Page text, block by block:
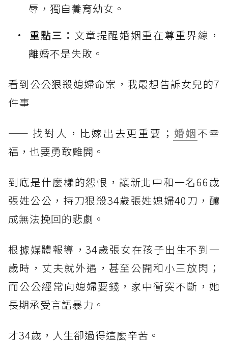
辱，獨自養育幼女。
重點三： 文章提醒婚姻重在尊重界線，
離婚不是失敗。
看到公公狠殺媳婦命案，我最想告訴女兒的7
件事
—— 找對人，比嫁出去更重要； 婚姻不幸
福，也要勇敢離開。
到底是什麼樣的怨恨，讓新北中和一名66歲
張姓公公，持刀狠殺34歲張姓媳婦40刀，釀
成無法挽回的悲劇。
根據媒體報導，34歲張女在孩子出生不到一
歲時，丈夫就外遇，甚至公開和小三放閃；
而公公經常向媳婦要錢，家中衝突不斷，她
長期承受言語暴力。
才34歲，人生卻過得這麼辛苦。